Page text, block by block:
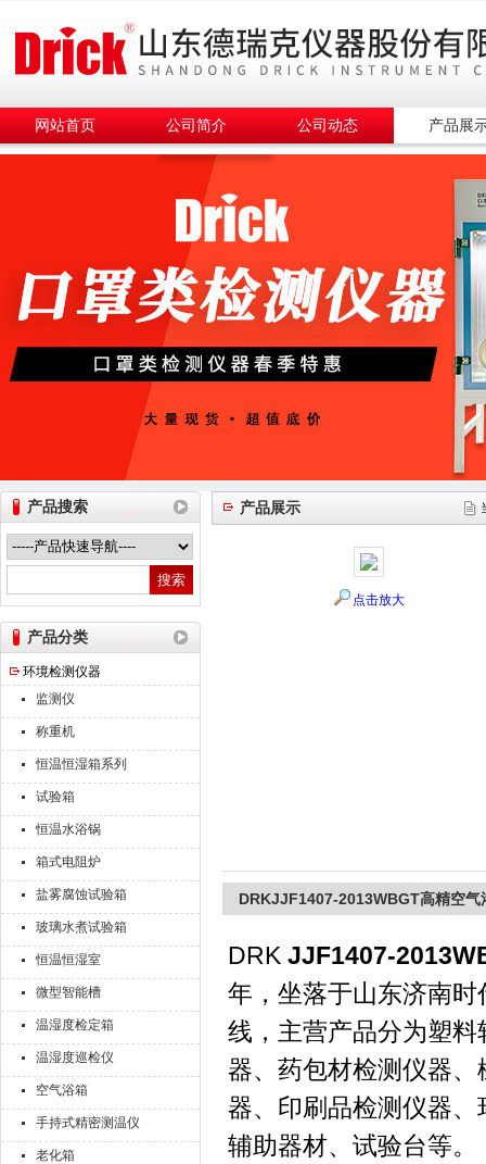
山东德瑞克仪器股份有限公司
网站首页 公司简介 公司动态 产品展
产品搜索
产品分类
环境检测仪器
监测仪
称重机
恒温恒湿箱系列
试验箱
恒温水浴锅
箱式电阻炉
盐雾腐蚀试验箱
玻璃水煮试验箱
恒温恒湿室
微型智能槽
温湿度检定箱
温湿度巡检仪
空气浴箱
手持式精密测温仪
老化箱
产品展示
点击放大
DRKJJF1407-2013WBGT高精空气
DRK JJF1407-
年，坐落于山东济南
线，主营产品分为塑
器、药包材检测仪器
器、印刷品检测仪器
辅助器材、试验台等。